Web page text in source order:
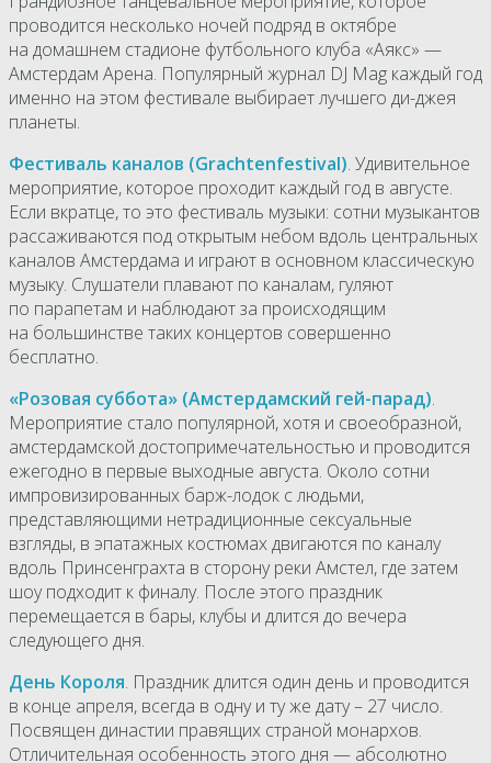
проводится несколько ночей подряд в октябре
на домашнем стадионе футбольного клуба «Аякс» —
Амстердам Арена. Популярный журнал DJ Mag каждый год
именно на этом фестивале выбирает лучшего ди-джея
планеты.
Фестиваль каналов (Grachtenfestival). Удивительное
мероприятие, которое проходит каждый год в августе.
Если вкратце, то это фестиваль музыки: сотни музыкантов
рассаживаются под открытым небом вдоль центральных
каналов Амстердама и играют в основном классическую
музыку. Слушатели плавают по каналам, гуляют
по парапетам и наблюдают за происходящим
на большинстве таких концертов совершенно
бесплатно.
«Розовая суббота» (Амстердамский гей-парад).
Мероприятие стало популярной, хотя и своеобразной,
амстердамской достопримечательностью и проводится
ежегодно в первые выходные августа. Около сотни
импровизированных барж-лодок с людьми,
представляющими нетрадиционные сексуальные
взгляды, в эпатажных костюмах двигаются по каналу
вдоль Принсенграхта в сторону реки Амстел, где затем
шоу подходит к финалу. После этого праздник
перемещается в бары, клубы и длится до вечера
следующего дня.
День Короля. Праздник длится один день и проводится
в конце апреля, всегда в одну и ту же дату – 27 число.
Посвящен династии правящих страной монархов.
Отличительная особенность этого дня — абсолютно